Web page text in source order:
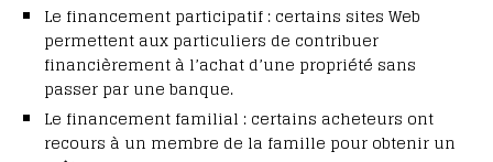
Le financement participatif : certains sites Web
permettent aux particuliers de contribuer
financièrement à l’achat d’une propriété sans
passer par une banque.
Le financement familial : certains acheteurs ont
recours à un membre de la famille pour obtenir un